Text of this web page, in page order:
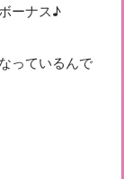
ーナス♪
っているんで